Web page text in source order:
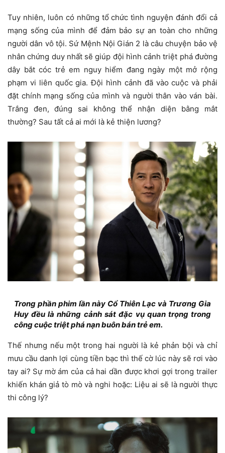
Tuy nhiên, luôn có những tổ chức tình nguyện đánh đổi cả
mạng sống của mình để đảm bảo sự an toàn cho những
người dân vô tội. Sứ Mệnh Nội Gián 2 là câu chuyện bảo vệ
nhân chứng duy nhất sẽ giúp đội hình cảnh triệt phá đường
dây bắt cóc trẻ em nguy hiểm đang ngày một mở rộng
phạm vi liên quốc gia. Đội hình cảnh đã vào cuộc và phải
đặt chính mạng sống của mình và người thân vào ván bài.
Trắng đen, đúng sai không thể nhận diện bằng mắt
thường? Sau tất cả ai mới là kẻ thiện lương?
Trong phần phim lần này Cổ Thiên Lạc và Trương Gia
Huy đều là những cảnh sát đặc vụ quan trọng trong
công cuộc triệt phá nạn buôn bán trẻ em.
Thế nhưng nếu một trong hai người là kẻ phản bội và chỉ
mưu cầu danh lợi cùng tiền bạc thì thế cờ lúc này sẽ rơi vào
tay ai? Sự mờ ám của cả hai dần được khơi gợi trong trailer
khiến khán giả tò mò và nghi hoặc: Liệu ai sẽ là người thực
thi công lý?